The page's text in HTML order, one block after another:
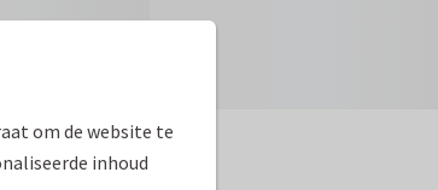
Formaten en prijzen
om de website te
inhoud